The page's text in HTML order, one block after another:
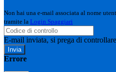
Non hai una e-mail associata al nome
tramite la Login Spaggiari
E-mail inviata, si prega di
Errore